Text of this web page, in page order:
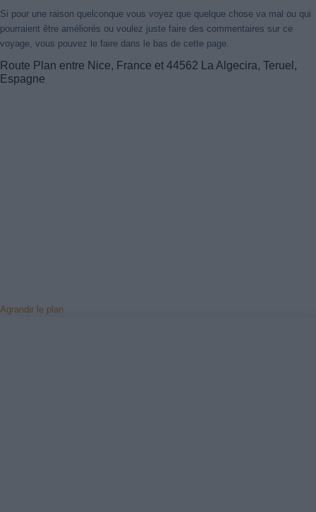
Si pour une raison quelconque vous voyez que quelque chose va mal ou qui
pourraient être améliorés ou voulez juste faire des commentaires sur ce
voyage, vous pouvez le faire dans le bas de cette page.
Route Plan entre Nice, France et 44562 La Algecira, Teruel,
Espagne
Agrandir le plan